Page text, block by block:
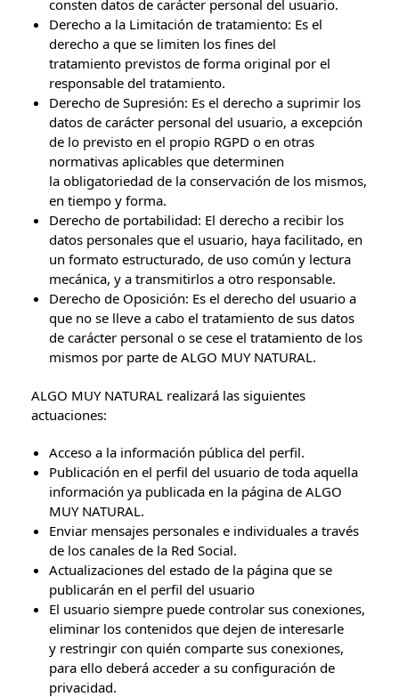
consten datos de carácter personal del usuario.
Derecho a la Limitación de tratamiento: Es el
derecho a que se limiten los fines del
tratamiento previstos de forma original por el
responsable del tratamiento.
Derecho de Supresión: Es el derecho a suprimir los
datos de carácter personal del usuario, a excepción
de lo previsto en el propio RGPD o en otras
normativas aplicables que determinen
la obligatoriedad de la conservación de los mismos,
en tiempo y forma.
Derecho de portabilidad: El derecho a recibir los
datos personales que el usuario, haya facilitado, en
un formato estructurado, de uso común y lectura
mecánica, y a transmitirlos a otro responsable.
Derecho de Oposición: Es el derecho del usuario a
que no se lleve a cabo el tratamiento de sus datos
de carácter personal o se cese el tratamiento de los
mismos por parte de ALGO MUY NATURAL.
ALGO MUY NATURAL realizará las siguientes
actuaciones:
Acceso a la información pública del perfil.
Publicación en el perfil del usuario de toda aquella
información ya publicada en la página de ALGO
MUY NATURAL.
Enviar mensajes personales e individuales a través
de los canales de la Red Social.
Actualizaciones del estado de la página que se
publicarán en el perfil del usuario
El usuario siempre puede controlar sus conexiones,
eliminar los contenidos que dejen de interesarle
y restringir con quién comparte sus conexiones,
para ello deberá acceder a su configuración de
privacidad.